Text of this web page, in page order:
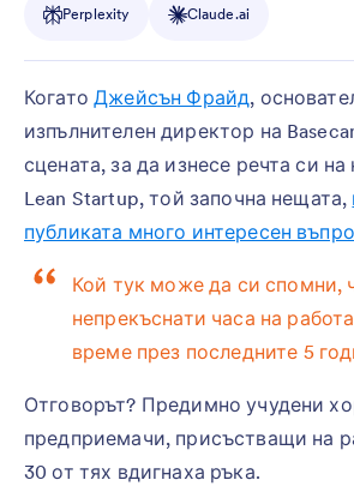
Perplexity Claude.ai
КогатоДжейсън Фрайд,
изпълнителен директор на
сцената, за да изнесе речта си
Lean Startup, той започна нещата,
публиката много интересен
Кой тук може да си спомни,
непрекъснати часа на
време през последните 5
Отговорът? Предимно учудени
предприемачи, присъстващи на
30 от тях вдигнаха ръка.